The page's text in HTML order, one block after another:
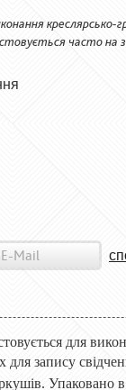
креслярсько-
часто на
для
запису
Упаковано